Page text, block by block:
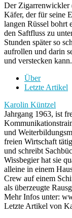
Der Zigarrenwickler
Käfer, der für seine
langen Rüssel bohrt
den Saftfluss zu
Stunden später so
aufrollen und darin
und verstecken kann.
Über
Letzte Artikel
Karolin Küntzel
Jahrgang 1963, ist
und
freien Wirtschaft
und schreibt
Wissbegier hat sie
alleine in einem
Crew auf einem
als überzeugte
Mehr Infos unter:
Letzte Artikel von